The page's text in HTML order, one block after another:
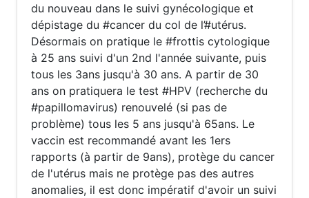
du nouveau dans le suivi gynécologique et
dépistage du #cancer du col de l’#utérus.
Désormais on pratique le #frottis cytologique
à 25 ans suivi d'un 2nd l'année suivante, puis
tous les 3ans jusqu'à 30 ans. A partir de 30
ans on pratiquera le test #HPV (recherche du
#papillomavirus) renouvelé (si pas de
problème) tous les 5 ans jusqu'à 65ans. Le
vaccin est recommandé avant les 1ers
rapports (à partir de 9ans), protège du cancer
de l'utérus mais ne protège pas des autres
anomalies, il est donc impératif d'avoir un suivi